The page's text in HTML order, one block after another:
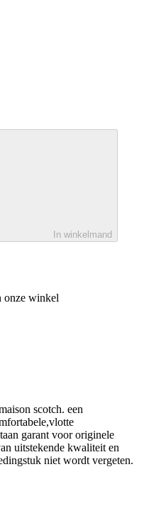
In winkelmand
onze winkel
scotch. een
garant voor originele
uitstekende kwaliteit en
niet wordt vergeten.